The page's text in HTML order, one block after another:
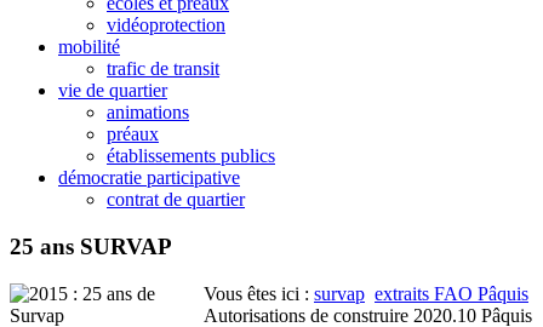
vidéoprotection
mobilité
trafic de transit
vie de quartier
animations
préaux
établissements publics
démocratie participative
contrat de quartier
25 ans SURVAP
Vous êtes ici : survap extraits FAO Pâquis
Autorisations de construire 2020.10 Pâquis